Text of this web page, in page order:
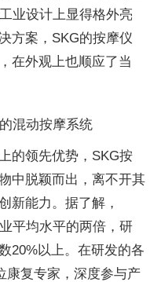
业设计上显得格外亮
方案，SKG的按摩仪
在外观上也顺应了当
混动按摩系统
的领先优势，SKG按
中脱颖而出，离不开其
新能力。据了解，
平均水平的两倍，研
20%以上。在研发的各
康复专家，深度参与产